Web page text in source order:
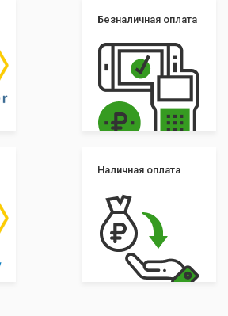
Безналичная оплата
Наличная оплата